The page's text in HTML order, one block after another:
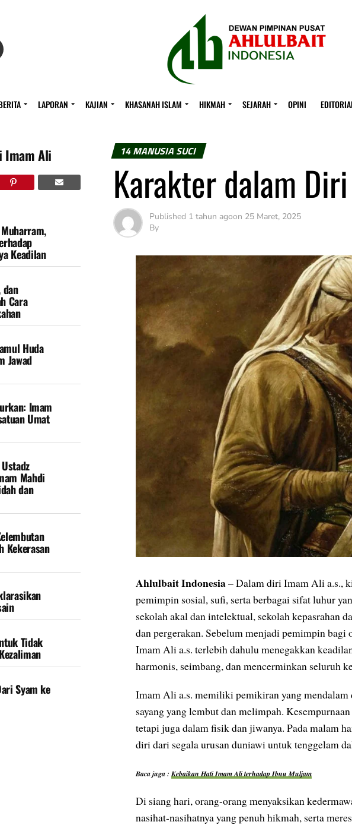
LAPORAN KAJIAN KHASANAH ISLAM HIKMAH SEJARAH OPINI
Imam Ali
Keadilan
dan
Cara
Huda
Jawad
Imam
Umat
Mahdi
dan
Kekerasan
Tidak
Syam ke
14 MANUSIA SUCI
Karakter dalam
Published 1 tahun agoon 25 Maret, 2025
By
Ahlulbait Indonesia– Dalam diri Imam Ali a.s.,
pemimpin sosial, sufi, serta berbagai sifat luhur
sekolah akal dan intelektual, sekolah kepasrahan
dan pergerakan. Sebelum menjadi pemimpin
Imam Ali a.s. terlebih dahulu menegakkan
harmonis, seimbang, dan mencerminkan seluruh
Imam Ali a.s. memiliki pemikiran yang mendalam
sayang yang lembut dan melimpah.
tetapi juga dalam fisik dan jiwanya. Pada malam
diri dari segala urusan duniawi untuk tenggelam
Baca juga : Kebaikan Hati Imam Ali terhadap Ibnu Muljam
Di siang hari, orang-orang menyaksikan
nasihat-nasihatnya yang penuh hikmah, serta